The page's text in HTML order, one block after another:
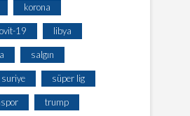
korona
19 libya
salgın
suriye süper lig
trump